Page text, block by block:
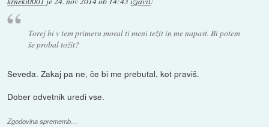
Torej bi v tem primeru moral ti meni težit in me napast. Bi potem
še probal tožit?
Seveda. Zakaj pa ne, če bi me prebutal, kot praviš.
Dober odvetnik uredi vse.
Zgodovina sprememb…